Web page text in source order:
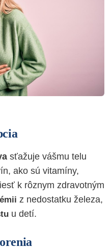
sťažuje vášmu telu
ako sú vitamíny,
k rôznym zdravotným
z nedostatku železa,
u detí.